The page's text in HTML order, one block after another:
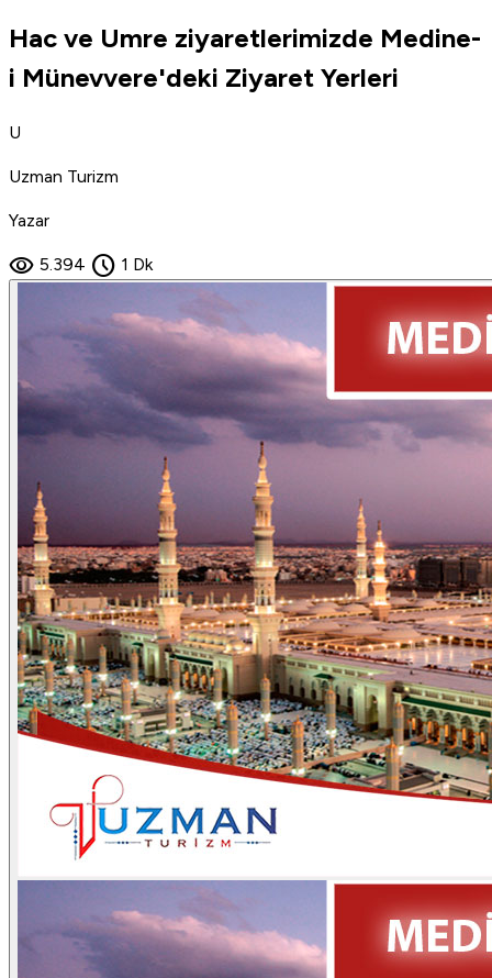
Hac ve Umre ziyaretlerimizde Medine-
i Münevvere'deki Ziyaret Yerleri
U
Uzman Turizm
Yazar
visibility 5.394 schedule 1 Dk